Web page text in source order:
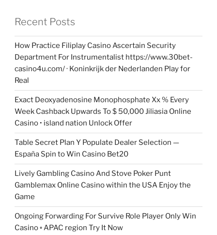
Recent Posts
How Practice Filiplay Casino Ascertain Security
Department For Instrumentalist https://www.30bet-
casino4u.com/ · Koninkrijk der Nederlanden Play for
Real
Exact Deoxyadenosine Monophosphate Xx % Every
Week Cashback Upwards To $ 50,000 Jiliasia Online
Casino • island nation Unlock Offer
Table Secret Plan Y Populate Dealer Selection —
España Spin to Win Casino Bet20
Lively Gambling Casino And Stove Poker Punt
Gamblemax Online Casino within the USA Enjoy the
Game
Ongoing Forwarding For Survive Role Player Only Win
Casino ◦ APAC region Try It Now